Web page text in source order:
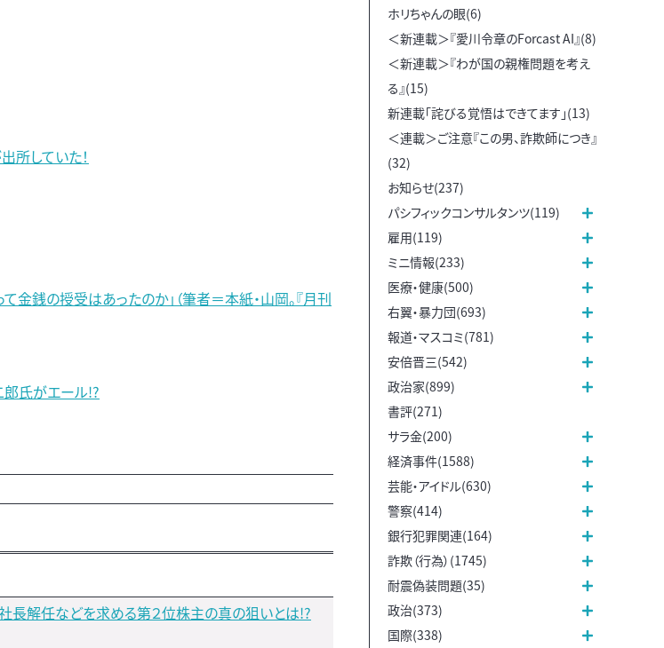
所していた！
銭の授受はあったのか」（筆者＝本紙・山岡。『月刊
郎氏がエール!?
社長解任などを求める第２位株主の真の狙いとは!?
ホリちゃんの眼(6)
＜新連載＞『愛川令章のForcast AI』(8)
＜新連載＞『わが国の親権問題を考え
る』(15)
新連載「詫びる覚悟はできてます」(13)
＜連載＞ご注意『この男、詐欺師につき』
(32)
お知らせ(237)
パシフィックコンサルタンツ(119)
雇用(119)
ミニ情報(233)
医療・健康(500)
右翼・暴力団(693)
報道・マスコミ(781)
安倍晋三(542)
政治家(899)
書評(271)
サラ金(200)
経済事件(1588)
芸能・アイドル(630)
警察(414)
銀行犯罪関連(164)
詐欺（行為）(1745)
耐震偽装問題(35)
政治(373)
国際(338)